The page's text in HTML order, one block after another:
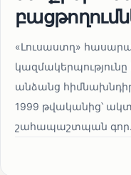
«Լուսաստղ»
կազմակերպությունը
անձանց
1999 թվականից՝
շահապաշտպան